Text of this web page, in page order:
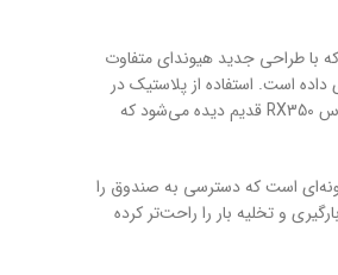
با طراحی جدید هیوندای متفاوت
است. استفاده از پلاستیک در
سپرها اگرچه از نظر برخی ایراد به شمار می‌رود، اما به محافظت بهتر از بدنه کمک می‌کند. در نمای کناری، شباهت‌هایی با لکسوس RX350 قدیم دیده می‌شود که
است که دسترسی به صندوق را
و تخلیه بار را راحت‌تر کرده